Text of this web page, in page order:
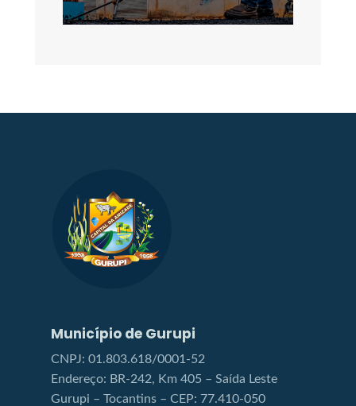
Município de Gurupi
CNPJ: 01.803.618/0001-52
Endereço: BR-242, Km 405 – Saída Leste
Gurupi – Tocantins – CEP: 77.410-050